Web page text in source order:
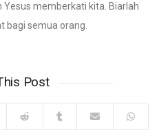
memberkati kita. Biarlah
bagi semua orang.
Post